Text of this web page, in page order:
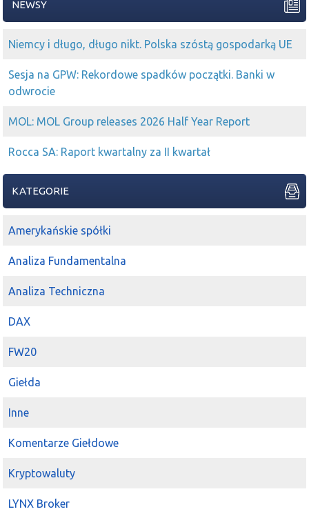
NEWSY
Niemcy i długo, długo nikt. Polska szóstą gospodarką UE
Sesja na GPW: Rekordowe spadków początki. Banki w
odwrocie
MOL: MOL Group releases 2026 Half Year Report
Rocca SA: Raport kwartalny za II kwartał
KATEGORIE
Amerykańskie spółki
Analiza Fundamentalna
Analiza Techniczna
DAX
FW20
Giełda
Inne
Komentarze Giełdowe
Kryptowaluty
LYNX Broker